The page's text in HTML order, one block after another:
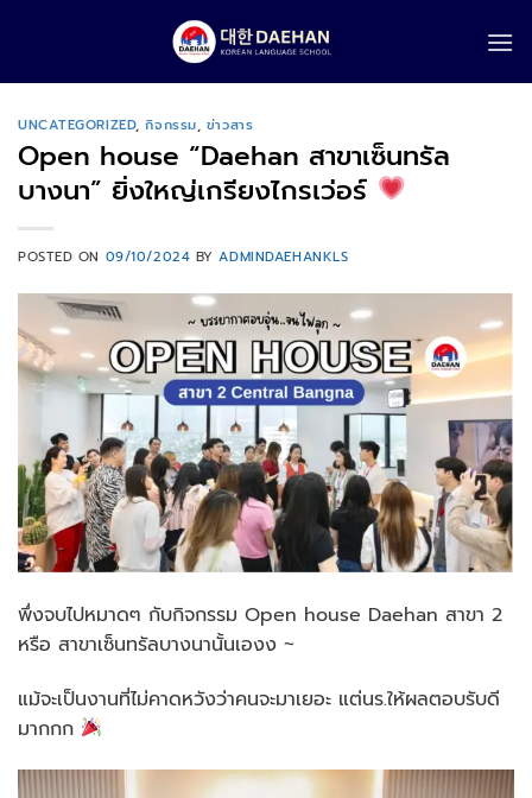
UNCATEGORIZED,กิจกรรม, ข่าวสาร
Open house “Daehan สาขาเซ็นทรัล
บางนา” ยิ่งใหญ่เกรียงไกรเว่อร์
POSTED ON 09/10/2024 BYADMINDAEHANKLS
พึ่งจบไปหมาดๆ กับกิจกรรม Open house Daehan สาขา 2
หรือ สาขาเซ็นทรัลบางนานั้นเองง ~
แม้จะเป็นงานที่ไม่คาดหวังว่าคนจะมาเยอะ แต่นร.ให้ผลตอบรับดี
มากกก